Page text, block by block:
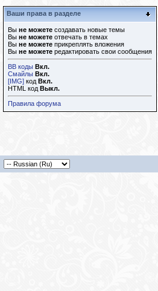
Ваши права в разделе
Вы не можете создавать новые темы
Вы не можете отвечать в темах
Вы не можете прикреплять вложения
Вы не можете редактировать свои сообщения
BB коды Вкл.
Смайлы Вкл.
[IMG] код Вкл.
HTML код Выкл.
Правила форума